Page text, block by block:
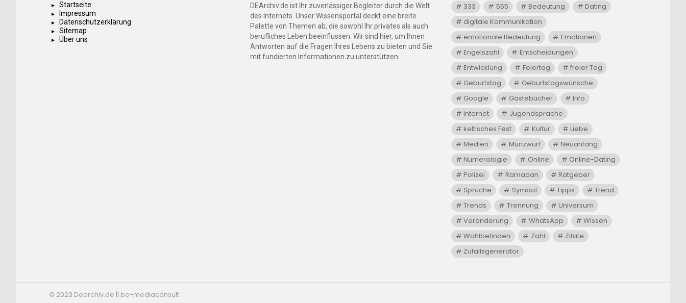
Startseite
Impressum
Datenschutzerklärung
Sitemap
Über uns
DEArchiv.de ist Ihr zuverlässiger Begleiter durch die Welt
des Internets. Unser Wissensportal deckt eine breite
Palette von Themen ab, die sowohl Ihr privates als auch
berufliches Leben beeinflussen. Wir sind hier, um Ihnen
Antworten auf die Fragen Ihres Lebens zu bieten und Sie
mit fundierten Informationen zu unterstützen.
333 555 Bedeutung
Dating
digitale Kommunikation
emotionale Bedeutung
Emotionen
Engelszahl
Entscheidungen
Entwicklung
Feiertag
freier Tag
Geburtstag
Geburtstagswünsche
Google
Gästebücher
Info
Internet
Jugendsprache
keltisches Fest
Kultur
Liebe
Medien
Münzwurf
Neuanfang
Numerologie
Online
Online-Dating
Polizei
Ramadan
Ratgeber
Sprüche
Symbol Tipps
Trend
Trends
Trennung
Universum
Veränderung
WhatsApp
Wissen
Wohlbefinden
Zahl
Zitate
Zufallsgenerator
© 2023 Dearchiv.de || bo-mediaconsult